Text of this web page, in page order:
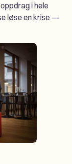
i hele
løse en krise —